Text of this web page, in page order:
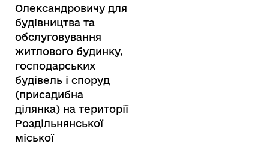
Олександровичу для
будівництва та
обслуговування
житлового будинку,
господарських
будівель і споруд
(присадибна
ділянка) на території
Роздільнянської
міської